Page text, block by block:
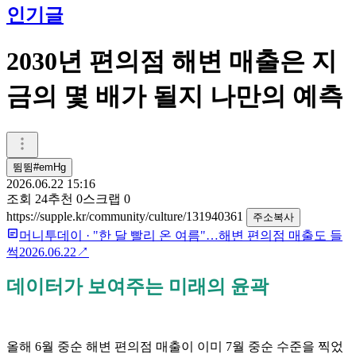
인기글
2030년 편의점 해변 매출은 지
금의 몇 배가 될지 나만의 예측
뜀뜀#emHg
2026.06.22 15:16
조회 24추천 0스크랩 0
https://supple.kr/community/culture/131940361
주소복사
머니투데이 · "한 달 빨리 온 여름"…해변 편의점 매출도 들
썩2026.06.22 ↗
데이터가 보여주는 미래의 윤곽
올해 6월 중순 해변 편의점 매출이 이미 7월 중순 수준을 찍었